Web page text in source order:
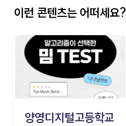
이런 콘텐츠는 어떠세요?
양영디지털고등학교